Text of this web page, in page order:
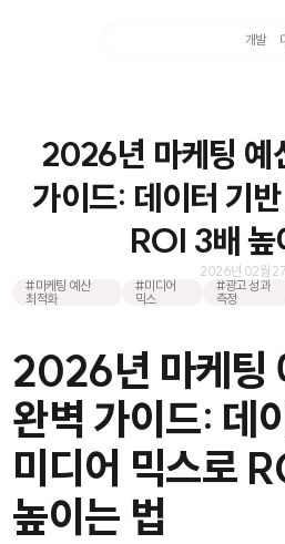
개발
2026년 마케팅 예
가이드: 데이터 기
ROI 3배 높
2026년 02월
#마케팅 예산
최적화
#미디어
믹스
#광고 성과
측정
2026년 마케팅
완벽 가이드: 데
미디어 믹스로
높이는 법